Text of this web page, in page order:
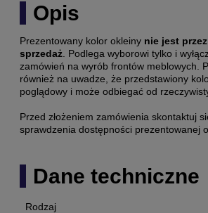
Opis
Prezentowany kolor okleiny nie jest
sprzedaż . Podlega wyborowi tylko i
zamówień na wyrób frontów meblowych.
również na uwadze, że przedstawiony
poglądowy i może odbiegać od
Przed złożeniem zamówienia skontaktuj
sprawdzenia dostępności prezentowanej
Dane techniczne
Rodzaj